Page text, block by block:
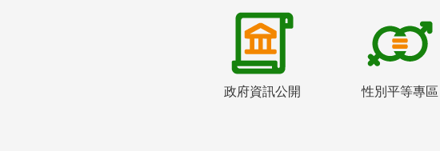
政府資訊公開 性別平等專區